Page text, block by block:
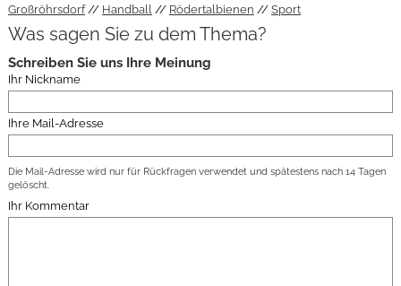
Großröhrsdorf Handball Rödertalbienen Sport
Was sagen Sie zu dem Thema?
Schreiben Sie uns Ihre Meinung
Ihr Nickname
Ihre Mail-Adresse
Die Mail-Adresse wird nur für Rückfragen verwendet und spätestens nach 14 Tagen
gelöscht.
Ihr Kommentar